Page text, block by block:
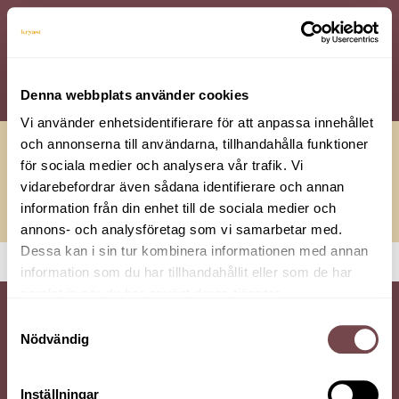
Denna webbplats använder cookies
Vi använder enhetsidentifierare för att anpassa innehållet
och annonserna till användarna, tillhandahålla funktioner
för sociala medier och analysera vår trafik. Vi
vidarebefordrar även sådana identifierare och annan
information från din enhet till de sociala medier och
annons- och analysföretag som vi samarbetar med.
Dessa kan i sin tur kombinera informationen med annan
information som du har tillhandahållit eller som de har
Nödvändig
Inställningar
Ledningsgruppsutveckling
Förändringsarbete
Nyheter
Ta del av kunskap och inspiration – prenumerera